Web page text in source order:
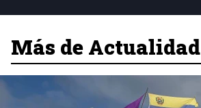
Más de Actualidad